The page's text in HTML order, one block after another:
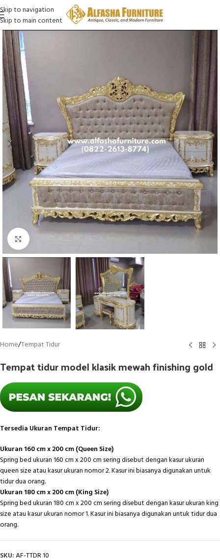
Skip to navigation
Skip to main content
Click to enlarge
Home/Tempat Tidur
Tempat tidur model klasik mewah finishing gold
Tersedia Ukuran Tempat Tidur:
Ukuran 160 cm x 200 cm (Queen Size)
Spring bed ukuran 160 cm x 200 cm sering disebut dengan kasur ukuran
queen size atau kasur ukuran nomor 2. Kasur ini biasanya digunakan untuk
tidur dua orang.
Ukuran 180 cm x 200 cm (King Size)
Spring bed ukuran 180 cm x 200 cm sering disebut dengan kasur ukuran king
size atau kasur ukuran nomor 1. Kasur ini biasanya digunakan untuk tidur dua
orang.
SKU:AF-TTDR 10